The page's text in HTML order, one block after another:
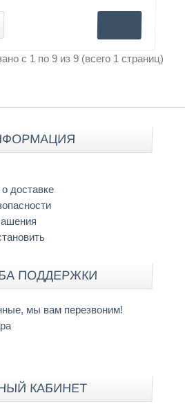
с 1 по 9 из 9 (всего 1 страниц)
доставке
ПОДДЕРЖКИ
мы вам перезвоним!
КАБИНЕТ